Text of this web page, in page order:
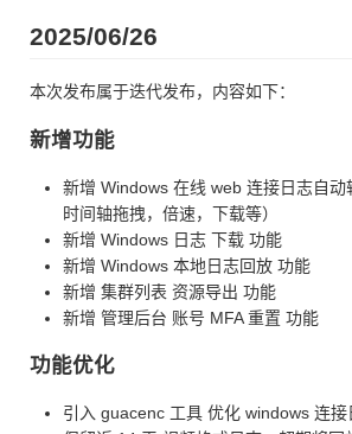
2025/06/26
本次发布属于迭代发布，内容如下：
新增功能
新增 Windows 在线 web 连接日志自
时间轴拖拽，倍速，下载等）
新增 Windows 日志 下载 功能
新增 Windows 本地日志回放 功能
新增 集群列表 资源导出 功能
新增 管理后台 账号 MFA 重置 功能
功能优化
引入 guacenc 工具 优化 windows 连接